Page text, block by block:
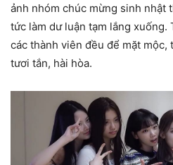
ảnh nhóm chúc mừng sinh nhật
tức làm dư luận tạm lắng xuống.
các thành viên đều để mặt
tươi tắn, hài hòa.